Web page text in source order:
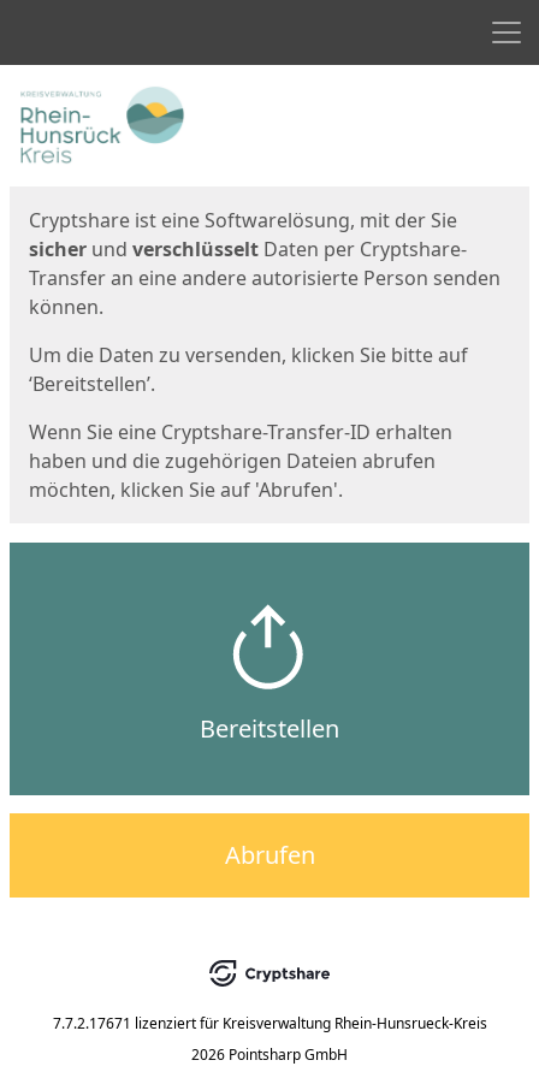
Start
Cryptshare ist eine Softwarelösung, mit der Sie
sicher und verschlüsselt Daten per Cryptshare-
Transfer an eine andere autorisierte Person senden
können.
Um die Daten zu versenden, klicken Sie bitte auf
‘Bereitstellen’.
Wenn Sie eine Cryptshare-Transfer-ID erhalten
haben und die zugehörigen Dateien abrufen
möchten, klicken Sie auf 'Abrufen'.
Bereitstellen
Abrufen
7.7.2.17671 lizenziert für Kreisverwaltung Rhein-Hunsrueck-Kreis
2026 Pointsharp GmbH